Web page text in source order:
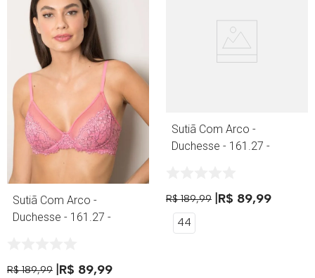
Sutiã Com Arco -
Duchesse - 161.27 -
R$ 189,99 R$ 89,99
Sutiã Com Arco -
Duchesse - 161.27 -
R$ 189,99 R$ 89,99
44